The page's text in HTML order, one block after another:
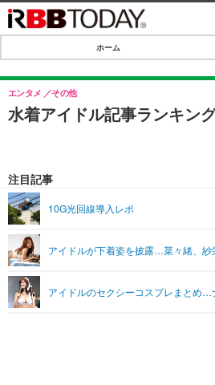
IT・デジタル
SPEED TEST
ライフ
リリース一覧
プッシュ通知の停止方法
ホーム
水着アイドル記事ランキン
エンタメ その他
注目記事
10G光回線導入レポ
アイドルが下着姿を披露…菜々緒、紗
アイドルのセクシーコスプレまとめ